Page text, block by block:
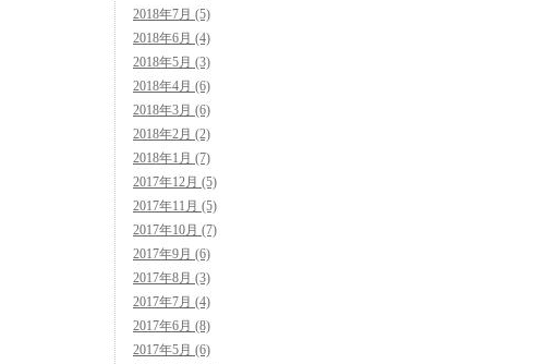
2018年7月 (5)
2018年6月 (4)
2018年5月 (3)
2018年4月 (6)
2018年3月 (6)
2018年2月 (2)
2018年1月 (7)
2017年12月 (5)
2017年11月 (5)
2017年10月 (7)
2017年9月 (6)
2017年8月 (3)
2017年7月 (4)
2017年6月 (8)
2017年5月 (6)